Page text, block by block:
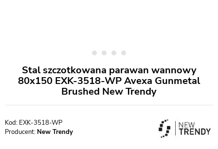
Stal szczotkowana parawan wannowy
80x150 EXK-3518-WP Avexa Gunmetal
Brushed New Trendy
EXK-3518-WP
Producent: New Trendy